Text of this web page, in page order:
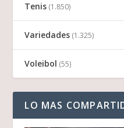
Tenis (1.850)
Variedades (1.325)
Voleibol (55)
LO MAS